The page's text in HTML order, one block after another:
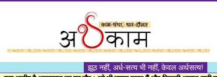
।। झूठ नहीं, अर्ध-सत्य भी नहीं, केवल अर्थसत्य!